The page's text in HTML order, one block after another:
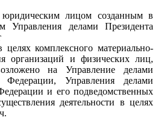
лицом созданным в
Управления делами Президента
комплексного материально-
организаций и физических лиц,
на Управление делами
Федерации, Управления делами
и его подведомственных
деятельности в целях